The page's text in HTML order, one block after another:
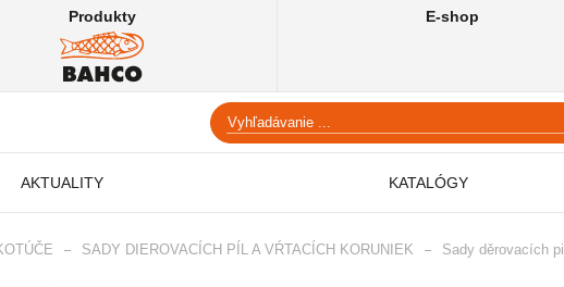
Produkty E-shop
AKTUALITY KATALÓGY
SADY DIEROVACÍCH PÍL A VŔTACÍCH KORUNIEK Sady děrovacích pil